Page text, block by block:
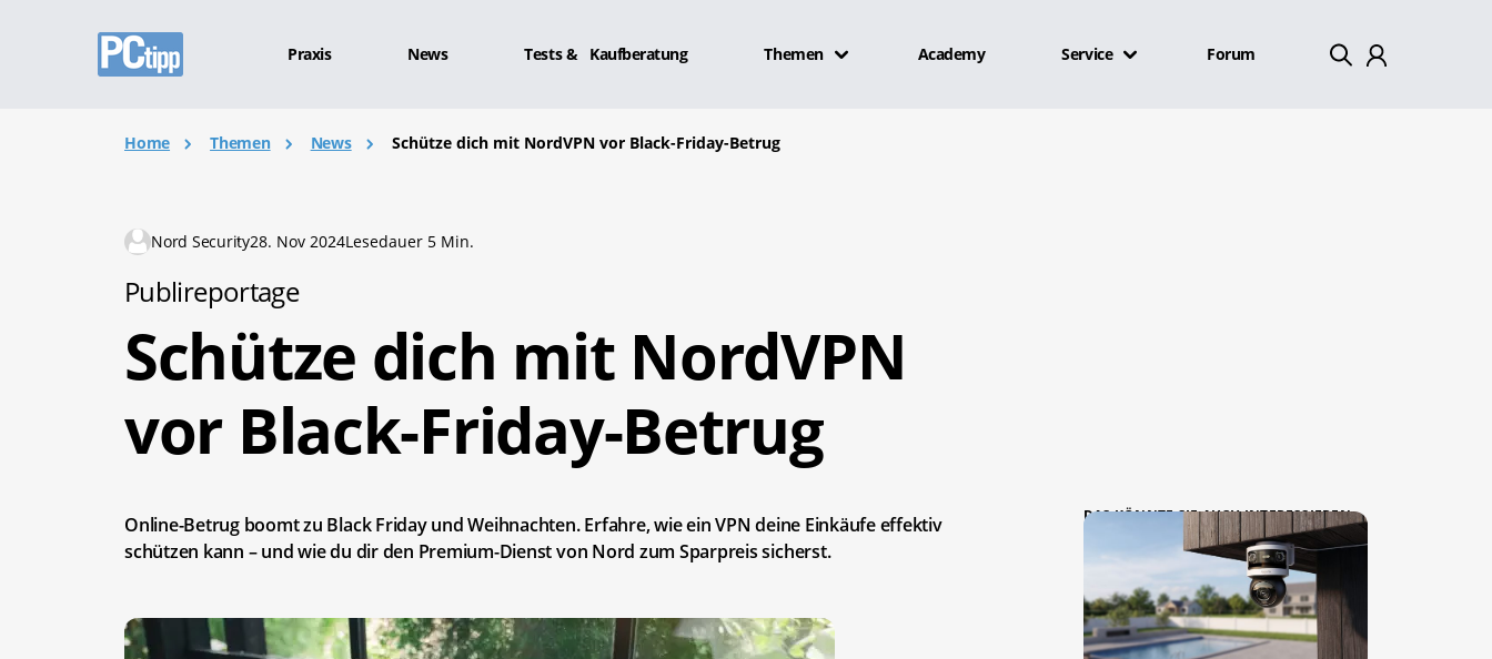
Praxis News Tests & Kaufberatung Themen Academy Service Forum
Home Themen News Schütze dich mit NordVPN vor Black-Friday-Betrug
Nord Security28. Nov 2024Lesedauer 5 Min.
Publireportage
Schütze dich mit NordVPN
vor Black-Friday-Betrug
Online-Betrug boomt zu Black Friday und Weihnachten. Erfahre, wie ein VPN deine Einkäufe effektiv
schützen kann – und wie du dir den Premium-Dienst von Nord zum Sparpreis sicherst.
DAS KÖNNTE SIE AUCH INTERESSIEREN: